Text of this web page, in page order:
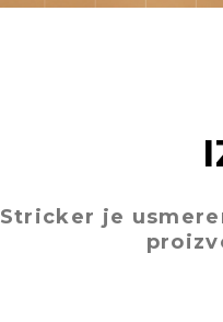
Stricker je